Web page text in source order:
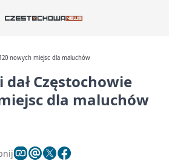
nowych miejsc dla maluchów
dał Częstochowie
dla maluchów